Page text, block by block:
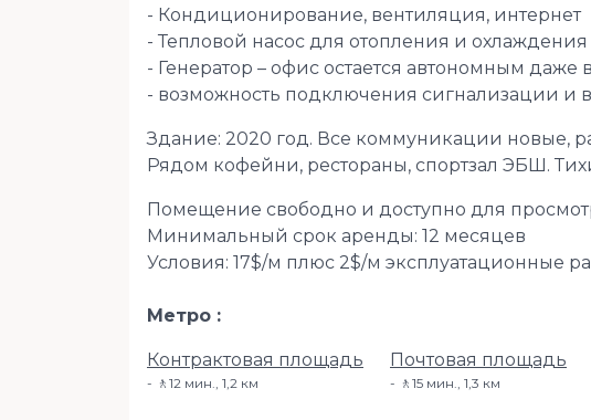
- Кондиционирование, вентиляция, интернет
- Тепловой насос для отопления и
- Генератор – офис остается автономным даже
- возможность подключения сигнализации и
Здание: 2020 год. Все коммуникации новые,
Рядом кофейни, рестораны, спортзал ЭБШ.
Помещение свободно и доступно для
Минимальный срок аренды: 12 месяцев
Условия: 17$/м плюс 2$/м эксплуатационные
Метро
Контрактовая площадь
🚶12 мин., 1,2 км
Почтовая площадь
🚶15 мин., 1,3 км